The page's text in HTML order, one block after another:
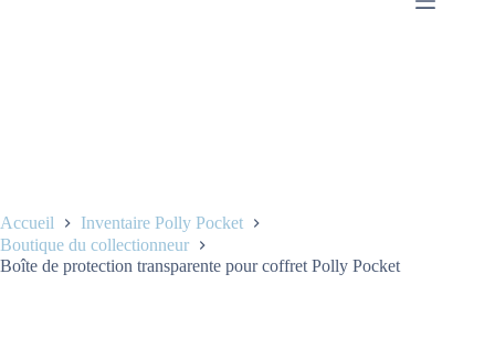
Accueil
Inventaire Polly Pocket
Boutique du collectionneur
Boîte de protection transparente pour coffret Polly Pocket